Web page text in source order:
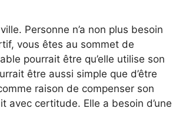
Personne n’a non plus besoin
vous êtes au sommet de
pourrait être qu’elle utilise son
être aussi simple que d’être
raison de compenser son
avec certitude. Elle a besoin d’une